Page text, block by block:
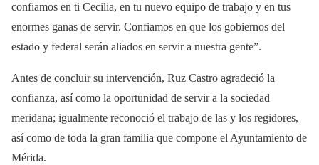
confiamos en ti Cecilia, en tu nuevo equipo de trabajo y en tus
enormes ganas de servir. Confiamos en que los gobiernos del
estado y federal serán aliados en servir a nuestra gente”.
Antes de concluir su intervención, Ruz Castro agradeció la
confianza, así como la oportunidad de servir a la sociedad
meridana; igualmente reconoció el trabajo de las y los regidores,
así como de toda la gran familia que compone el Ayuntamiento de
Mérida.